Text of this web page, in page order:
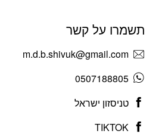
תשמרו על קשר
m.d.b.shivuk@gmail.com
0507188805
טניסזון ישראל
TIKTOK